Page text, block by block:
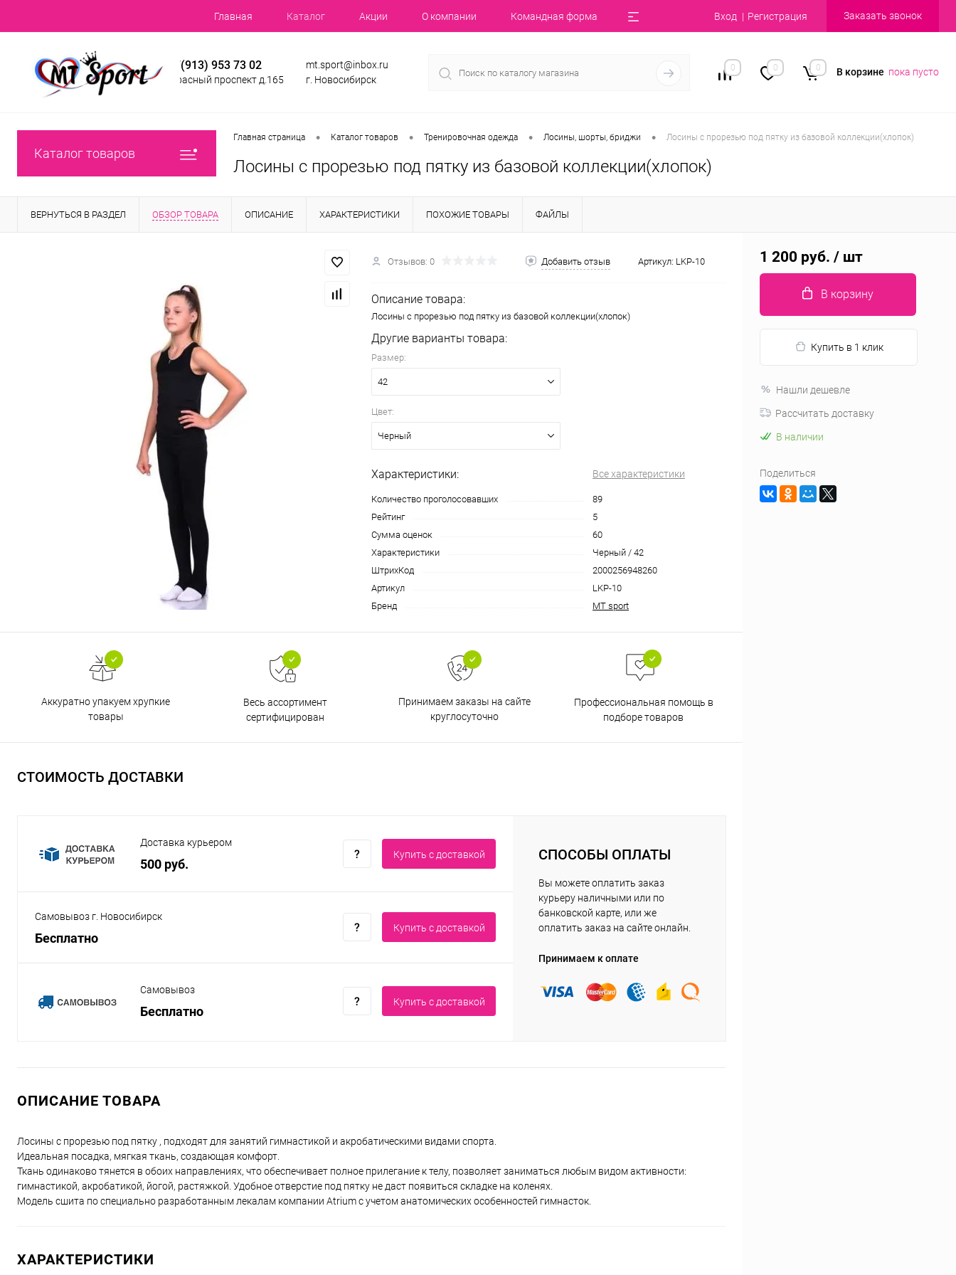
Главная Каталог Акции О компании Командная форма Вход Регистрация Заказать звонок
+7(913) 953 73 02
Красный проспект д.165
mt.sport@inbox.ru
г. Новосибирск
0 0 0 В корзине пока пусто
Каталог товаров
Главная страница • Каталог товаров • Тренировочная одежда • Лосины, шорты, бриджи • Лосины с прорезью под пятку из базовой коллекции(хлопок)
Лосины с прорезью под пятку из базовой коллекции(хлопок)
ВЕРНУТЬСЯ В РАЗДЕЛ ОБЗОР ТОВАРА ОПИСАНИЕ ХАРАКТЕРИСТИКИ ПОХОЖИЕ ТОВАРЫ ФАЙЛЫ
Отзывов: 0 Добавить отзыв Артикул: LKP-10
Описание товара:
Лосины с прорезью под пятку из базовой коллекции(хлопок)
Другие варианты товара:
Размер:
42
Цвет:
Черный
Характеристики: Все характеристики
Количество проголосовавших
89
Рейтинг
5
Сумма оценок
60
Характеристики
Черный / 42
ШтрихКод
2000256948260
Артикул
LKP-10
Бренд
MT sport
Аккуратно упакуем хрупкие
товары
Весь ассортимент
сертифицирован
Принимаем заказы на сайте
круглосуточно
Профессиональная помощь в
подборе товаров
СТОИМОСТЬ ДОСТАВКИ
Доставка курьером
500 руб.
Купить c доставкой
Самовывоз г. Новосибирск
Бесплатно
Купить c доставкой
Самовывоз
Бесплатно
Купить c доставкой
СПОСОБЫ ОПЛАТЫ
Вы можете оплатить заказ
курьеру наличными или по
банковской карте, или же
оплатить заказ на сайте онлайн.
Принимаем к оплате
ОПИСАНИЕ ТОВАРА
Лосины с прорезью под пятку , подходят для занятий гимнастикой и акробатическими видами спорта.
Идеальная посадка, мягкая ткань, создающая комфорт.
Ткань одинаково тянется в обоих направлениях, что обеспечивает полное прилегание к телу, позволяет заниматься любым видом активности:
гимнастикой, акробатикой, йогой, растяжкой. Удобное отверстие под пятку не даст появиться складке на коленях.
Модель сшита по специально разработанным лекалам компании Atrium с учетом анатомических особенностей гимнасток.
ХАРАКТЕРИСТИКИ
1 200 руб. / шт
В корзину
Купить в 1 клик
Нашли дешевле
Рассчитать доставку
В наличии
Поделиться